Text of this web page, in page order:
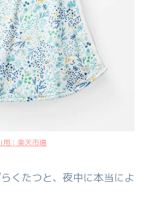
用：楽天市場
くたつと、夜中に本当によ